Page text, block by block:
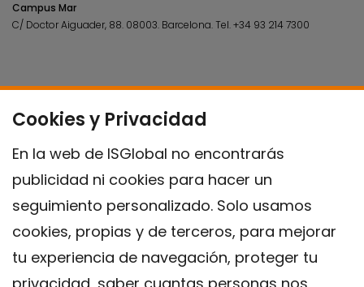
Cookies y Privacidad
En la web de ISGlobal no encontrarás
publicidad ni cookies para hacer un
seguimiento personalizado. Solo usamos
cookies, propias y de terceros, para mejorar
tu experiencia de navegación, proteger tu
privacidad, saber cuantas personas nos
Campus Mar
C/ Doctor Aiguader, 88. 08003. Barcelona.Tel.+34 93 214 7300